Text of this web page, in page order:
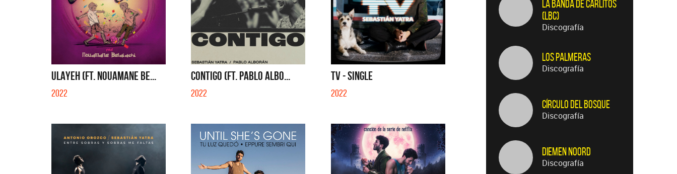
ULAYEH (FT. NOUAMANE BE...
2022
CONTIGO (FT. PABLO ALBO...
2022
TV - SINGLE
2022
(LBC)
Discografía
Discografía
Discografía
Discografía